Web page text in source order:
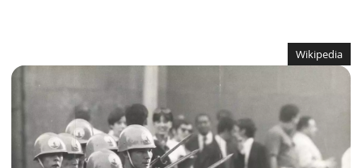
Wikipedia